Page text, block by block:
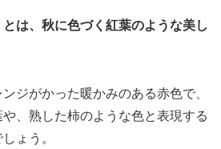
は、秋に色づく紅葉のような美し
ジがかった暖かみのある赤色で、
、熟した柿のような色と表現する
ょう。